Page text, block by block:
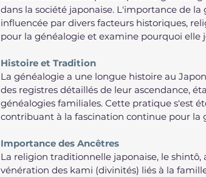
dans la société japonaise. L'importance de
influencée par divers facteurs historiques,
pour la généalogie et examine pourquoi elle
Histoire et Tradition
La généalogie a une longue histoire au
des registres détaillés de leur ascendance,
généalogies familiales. Cette pratique s'est
contribuant à la fascination continue pour la
Importance des Ancêtres
La religion traditionnelle japonaise, le
vénération des kami (divinités) liés à la